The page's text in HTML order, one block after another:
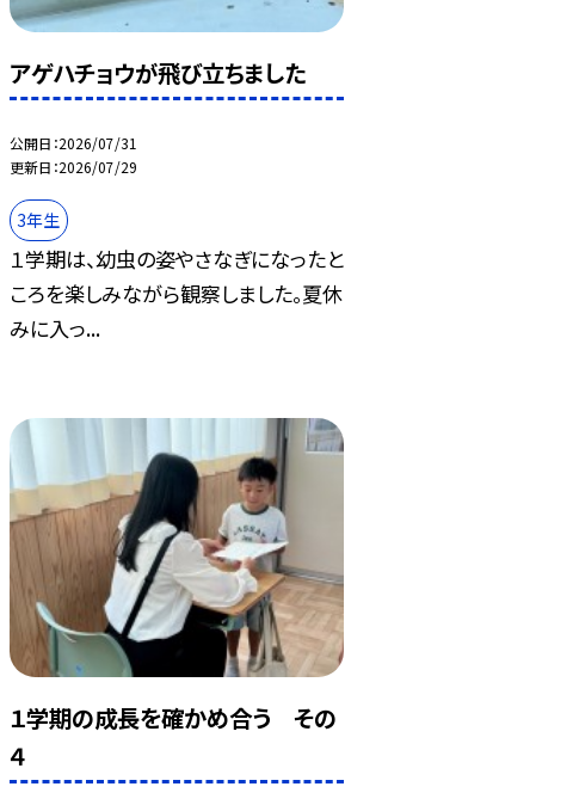
アゲハチョウが飛び立ちました
公開日 2026/07/31
更新日 2026/07/29
3年生
１学期は、幼虫の姿やさなぎになったと
ころを楽しみながら観察しました。夏休
みに入っ...
１学期の成長を確かめ合う その
４